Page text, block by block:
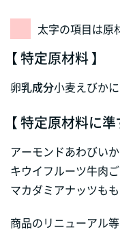
太字の項目は原
【 特定原材料 】
卵乳成分小麦えびかに
【 特定原材料に準
アーモンドあわびいか
キウイフルーツ牛肉
マカダミアナッツもも
商品のリニューアル